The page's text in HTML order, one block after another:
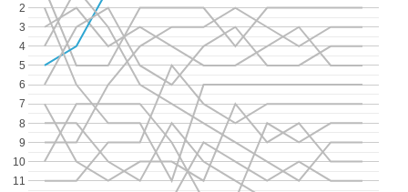
2
3
4
5
6
7
8
9
10
11